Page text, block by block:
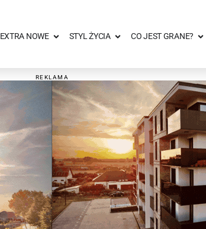
EXTRA NOWE STYL ŻYCIA CO JEST GRANE?
REKLAMA